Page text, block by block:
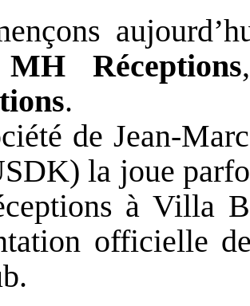
MH Réceptions
.
de Jean-
la joue
à Villa
officielle